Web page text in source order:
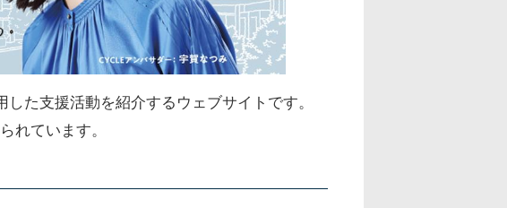
た支援活動を紹介するウェブサイトです。
れています。